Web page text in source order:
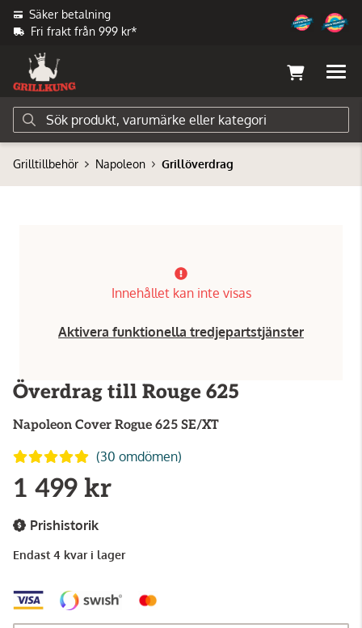
Säker betalning
Fri frakt från 999 kr*
Grilltillbehör Napoleon Grillöverdrag
Innehållet kan inte visas
Aktivera funktionella tredjepartstjänster
Överdrag till Rouge 625
Napoleon Cover Rogue 625 SE/XT
(30 omdömen)
1 499 kr
Prishistorik
Endast 4 kvar i lager